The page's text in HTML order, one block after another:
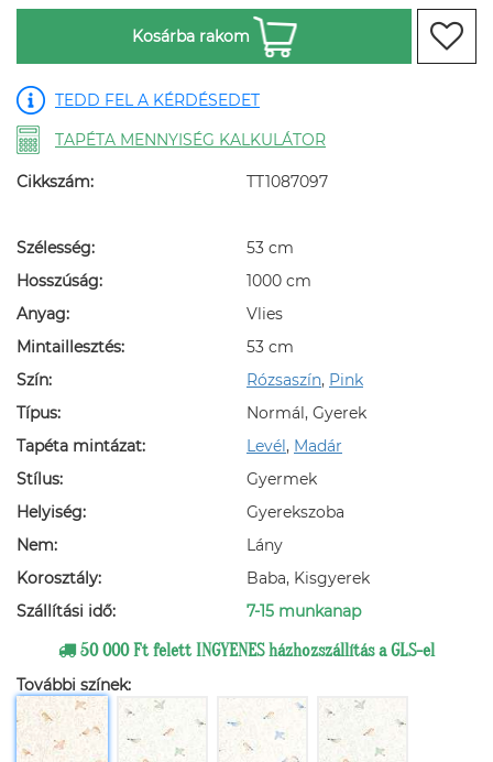
Kosárba rakom
TEDD FEL A KÉRDÉSEDET
TAPÉTA MENNYISÉG KALKULÁTOR
Cikkszám: TT1087097
Szélesség:
53 cm
Hosszúság:
1000 cm
Anyag:
Vlies
Mintaillesztés:
53 cm
Szín:
Rózsaszín, Pink
Típus:
Normál, Gyerek
Tapéta mintázat:
Levél, Madár
Stílus:
Gyermek
Helyiség:
Gyerekszoba
Nem:
Lány
Korosztály:
Baba, Kisgyerek
Szállítási idő:
7-15 munkanap
50 000 Ft felett INGYENES házhozszállítás a GLS-el
További színek: